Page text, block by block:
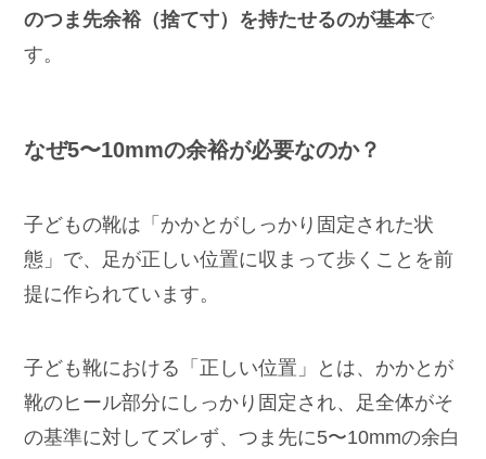
のつま先余裕（捨て寸）を持たせるのが基本で
す。
なぜ5〜10mmの余裕が必要なのか？
子どもの靴は「かかとがしっかり固定された状
態」で、足が正しい位置に収まって歩くことを前
提に作られています。
子ども靴における「正しい位置」とは、かかとが
靴のヒール部分にしっかり固定され、足全体がそ
の基準に対してズレず、つま先に5〜10mmの余白